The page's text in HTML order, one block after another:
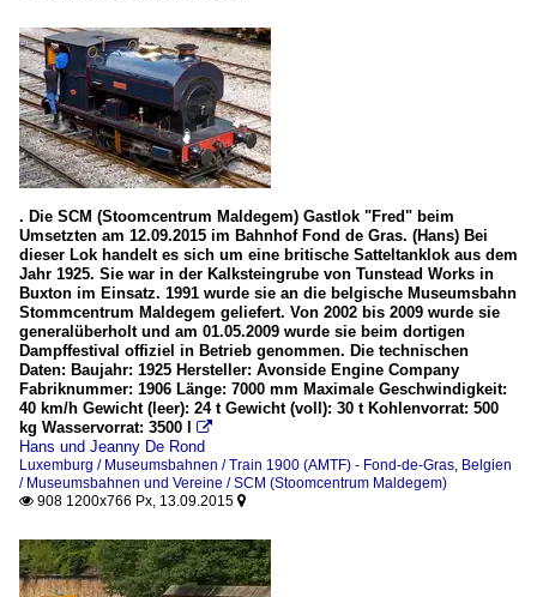
. Die SCM (Stoomcentrum Maldegem) Gastlok "Fred" beim
Umsetzten am 12.09.2015 im Bahnhof Fond de Gras. (Hans) Bei
dieser Lok handelt es sich um eine britische Satteltanklok aus dem
Jahr 1925. Sie war in der Kalksteingrube von Tunstead Works in
Buxton im Einsatz. 1991 wurde sie an die belgische Museumsbahn
Stommcentrum Maldegem geliefert. Von 2002 bis 2009 wurde sie
generalüberholt und am 01.05.2009 wurde sie beim dortigen
Dampffestival offiziel in Betrieb genommen. Die technischen
Daten: Baujahr: 1925 Hersteller: Avonside Engine Company
Fabriknummer: 1906 Länge: 7000 mm Maximale Geschwindigkeit:
40 km/h Gewicht (leer): 24 t Gewicht (voll): 30 t Kohlenvorrat: 500
kg Wasservorrat: 3500 l 
Hans und Jeanny De Rond
Luxemburg / Museumsbahnen / Train 1900 (AMTF) - Fond-de-Gras, Belgien
/ Museumsbahnen und Vereine / SCM (Stoomcentrum Maldegem)
 908 1200x766 Px, 13.09.2015 